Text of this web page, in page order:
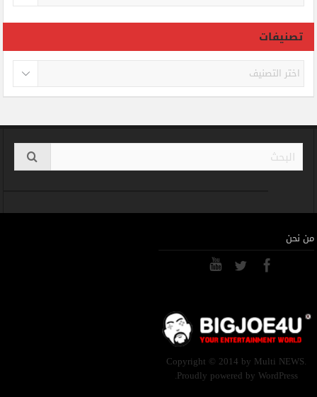
تصنيفات
تصنيفات
من نحن
Copyright © 2014 by Multi NEWS.
Proudly powered by WordPress.